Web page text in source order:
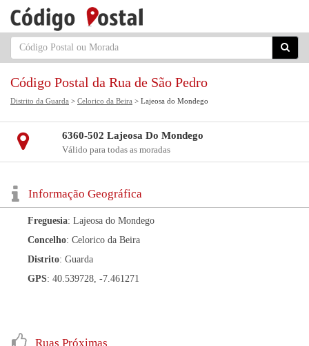
Código Postal da Rua de São Pedro
Distrito da Guarda > Celorico da Beira > Lajeosa do Mondego
6360-502 Lajeosa Do Mondego
Válido para todas as moradas
Informação Geográfica
Freguesia: Lajeosa do Mondego
Concelho: Celorico da Beira
Distrito: Guarda
GPS: 40.539728, -7.461271
Ruas Próximas